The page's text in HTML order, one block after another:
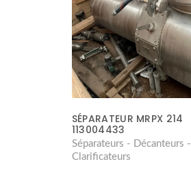
SÉPARATEUR MRPX 214
113004433
Séparateurs - Décanteurs -
Clarificateurs